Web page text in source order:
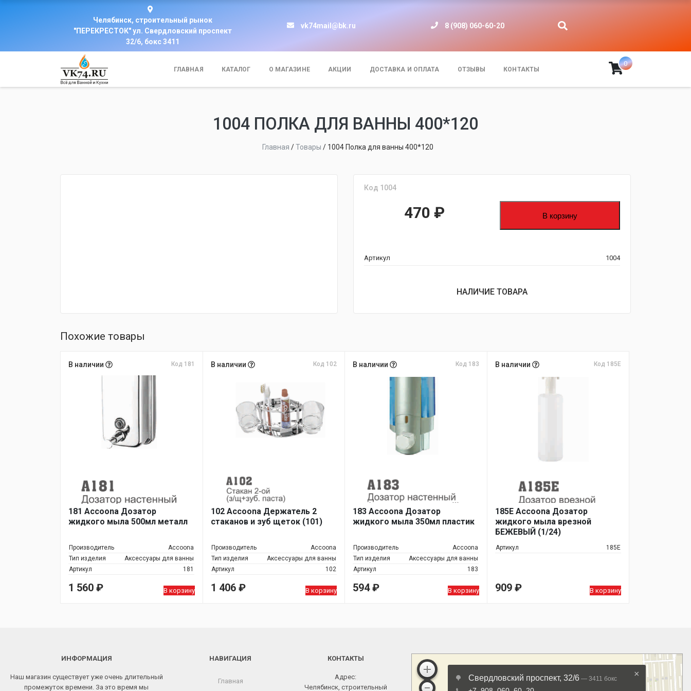
Челябинск, строительный рынок
"ПЕРЕКРЕСТОК" ул. Свердловский проспект
32/6, бокс 3411
vk74mail@bk.ru 8 (908) 060-60-20
ГЛАВНАЯ КАТАЛОГ О МАГАЗИНЕ АКЦИИ ДОСТАВКА И ОПЛАТА ОТЗЫВЫ КОНТАКТЫ
0
1004 ПОЛКА ДЛЯ ВАННЫ 400*120
Главная /Товары / 1004 Полка для ванны 400*120
Код 1004
470 ₽ В корзину
Артикул 1004
НАЛИЧИЕ ТОВАРА
Похожие товары
В наличии Код 181
181 Accoona Дозатор
жидкого мыла 500мл металл
Производитель
Accoona
Тип изделия
Аксессуары для ванны
Артикул
181
1 560 ₽ В корзину
В наличии Код 102
102 Accoona Держатель 2
стаканов и зуб щеток (101)
Производитель
Accoona
Тип изделия
Аксессуары для ванны
Артикул
102
1 406 ₽ В корзину
В наличии Код 183
183 Accoona Дозатор
жидкого мыла 350мл пластик
Производитель
Accoona
Тип изделия
Аксессуары для ванны
Артикул
183
594₽ В корзину
В наличии Код 185E
185E Accoona Дозатор
жидкого мыла врезной
БЕЖЕВЫЙ (1/24)
Артикул 185E
909 ₽ В корзину
ИНФОРМАЦИЯ
Наш магазин существует уже очень длительный
промежуток времени. За это время мы
НАВИГАЦИЯ
Главная
КОНТАКТЫ
Адрес:
Челябинск, строительный